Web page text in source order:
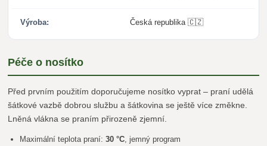
Výroba: Česká republika 🇨🇿
Péče o nosítko
Před prvním použitím doporučujeme nosítko vyprat – praní udělá
šátkové vazbě dobrou službu a šátkovina se ještě více změkne.
Lněná vlákna se praním přirozeně zjemní.
Maximální teplota praní:30 °C, jemný program